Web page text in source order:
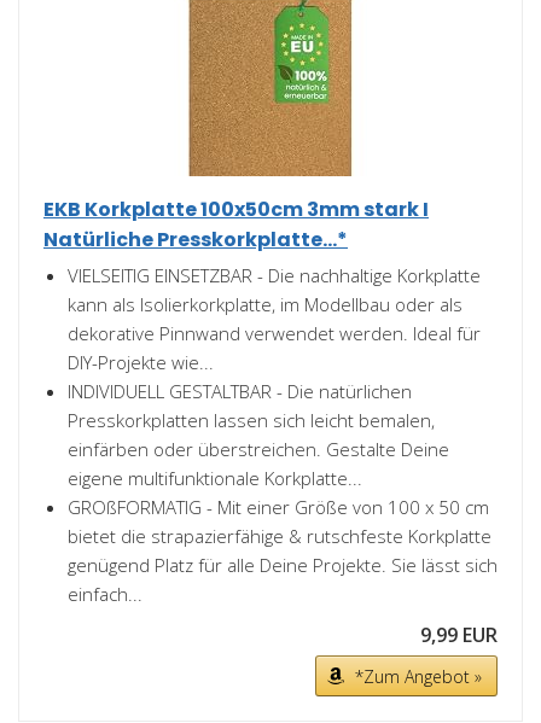
EKB Korkplatte 100x50cm 3mm stark I
Natürliche Presskorkplatte...*
VIELSEITIG EINSETZBAR - Die nachhaltige Korkplatte
kann als Isolierkorkplatte, im Modellbau oder als
dekorative Pinnwand verwendet werden. Ideal für
DIY-Projekte wie...
INDIVIDUELL GESTALTBAR - Die natürlichen
Presskorkplatten lassen sich leicht bemalen,
einfärben oder überstreichen. Gestalte Deine
eigene multifunktionale Korkplatte...
GROßFORMATIG - Mit einer Größe von 100 x 50 cm
bietet die strapazierfähige & rutschfeste Korkplatte
genügend Platz für alle Deine Projekte. Sie lässt sich
einfach...
9,99 EUR
*Zum Angebot »